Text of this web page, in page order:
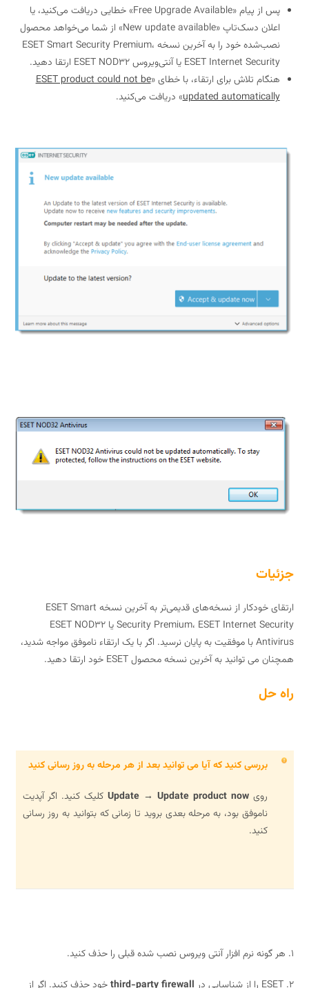
پس از پیام «Free Upgrade Available» خطایی دریافت می‌کنید، یا
اعلان دسک‌تاپ «New update available» از شما می‌خواهد محصول
نصب‌شده خود را به آخرین نسخه ESET Smart Security Premium،
ESET Internet Security یا آنتی‌ویروس ESET NOD32 ارتقا دهید.
هنگام تلاش برای ارتقاء، با خطای «ESET product could not be
updated automatically» دریافت می‌کنید.
جزئیات
ارتقای خودکار از نسخه‌های قدیمی‌تر به آخرین نسخه ESET Smart
Security Premium، ESET Internet Security یا ESET NOD32
Antivirus با موفقیت به پایان نرسید. اگر با یک ارتقاء ناموفق مواجه شدید،
همچنان می توانید به آخرین نسخه محصول ESET خود ارتقا دهید.
راه حل
بررسی کنید که آیا می توانید بعد از هر مرحله به روز رسانی کنید
رویUpdate → Update product nowکلیک کنید. اگر آپدیت
ناموفق بود، به مرحله بعدی بروید تا زمانی که بتوانید به روز رسانی
کنید.
1. هر گونه نرم افزار آنتی ویروس نصب شده قبلی را حذف کنید.